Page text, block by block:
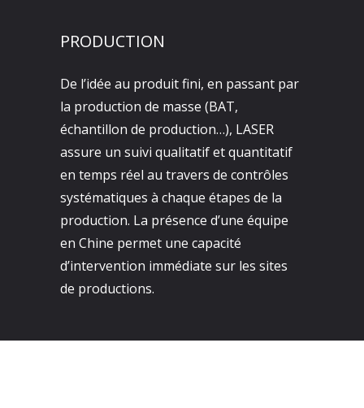
PRODUCTION
De l’idée au produit fini, en passant par
la production de masse (BAT,
échantillon de production…), LASER
assure un suivi qualitatif et quantitatif
en temps réel au travers de contrôles
systématiques à chaque étapes de la
production. La présence d’une équipe
en Chine permet une capacité
d’intervention immédiate sur les sites
de productions.